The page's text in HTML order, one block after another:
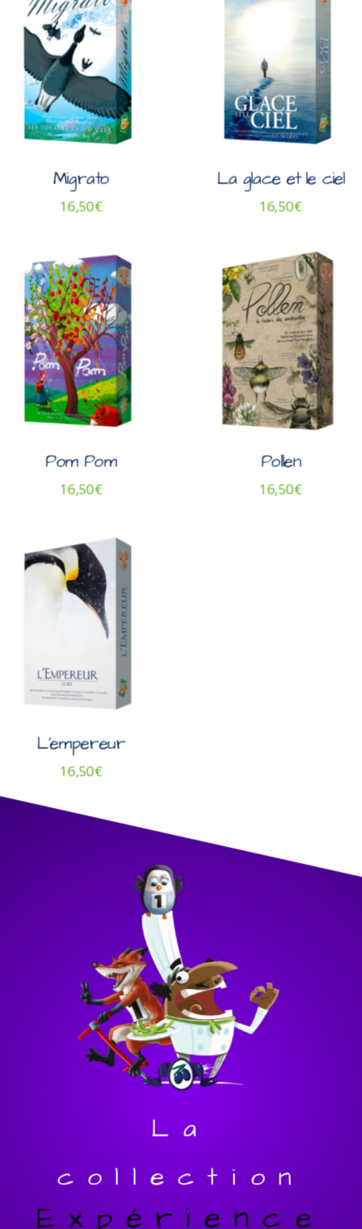
Migrato
16,50€
La glace et le ciel
16,50€
Pom Pom
16,50€
Pollen
16,50€
L’empereur
16,50€
La
collection
Expérience